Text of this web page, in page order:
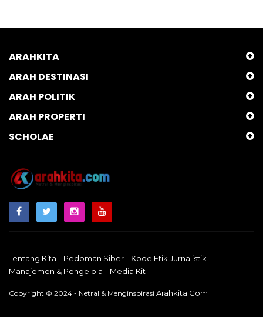
ARAHKITA
ARAH DESTINASI
ARAH POLITIK
ARAH PROPERTI
SCHOLAE
Tentang Kita Pedoman Siber
Kode Etik Jurnalistik
Manajemen & Pengelola
Media Kit
Copyright © 2024 - Netral & Menginspirasi Arahkita.com